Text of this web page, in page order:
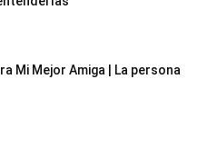
Mi Mejor Amiga | La persona